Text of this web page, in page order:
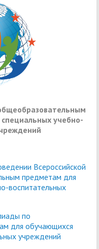
учебно-
Всероссийской
предметам для
воспитательных
по
для обучающихся
учреждений